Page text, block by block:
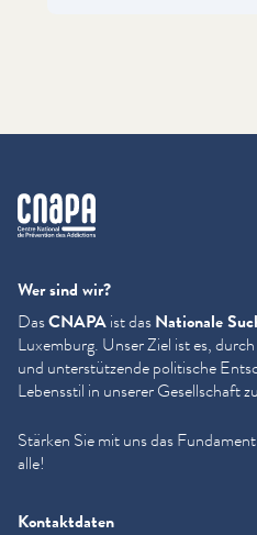
cnapa
Wer sind wir?
DasCNAPAist dasNationale
Luxemburg. Unser Ziel ist es,
und unter­stützende politische
Lebensstil in unserer Gesellschaft
Stärken Sie mit uns das
alle!
Kontaktdaten